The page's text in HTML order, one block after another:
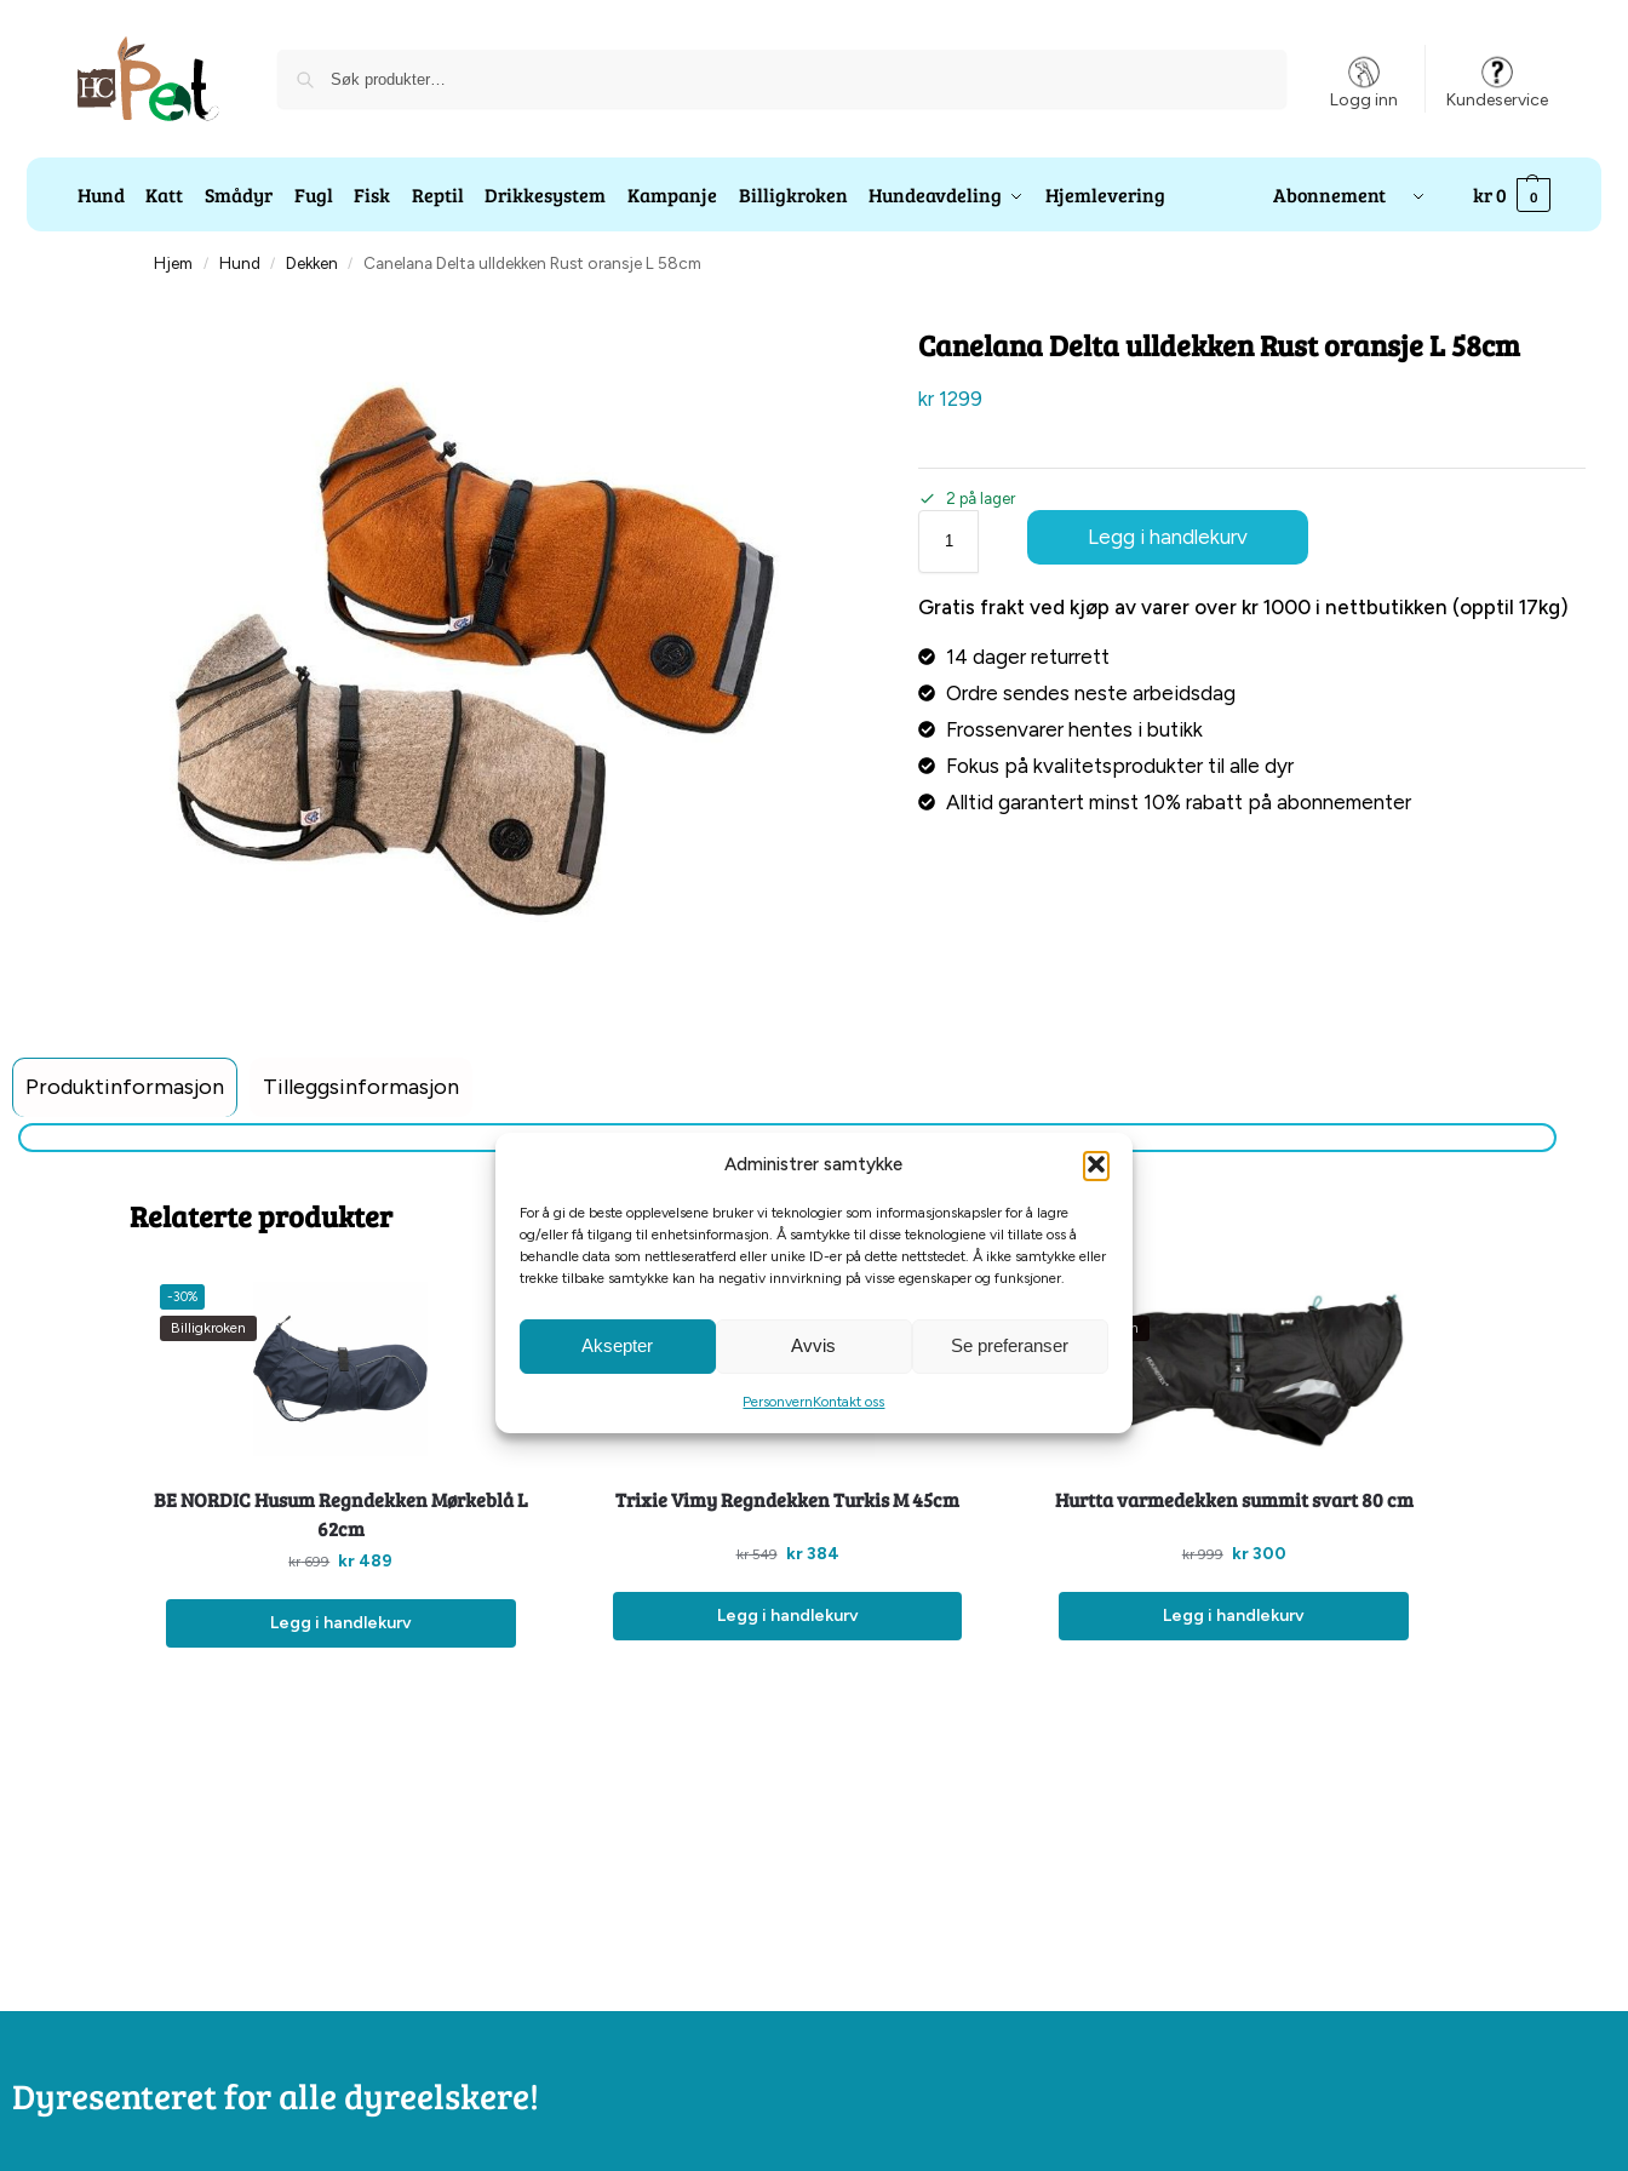
Administrer samtykke
For å gi de beste opplevelsene bruker vi teknologier som informasjonskapsler for å lagre
og/eller få tilgang til enhetsinformasjon. Å samtykke til disse teknologiene vil tillate oss å
behandle data som nettleseratferd eller unike ID-er på dette nettstedet. Å ikke samtykke eller
trekke tilbake samtykke kan ha negativ innvirkning på visse egenskaper og funksjoner.
Aksepter Avvis Se preferanser
PersonvernKontakt oss
Logg inn Kundeservice
Hund Katt Smådyr Fugl Fisk Reptil Drikkesystem Kampanje Billigkroken Hundeavdeling Hjemlevering Abonnement kr0 0
Hjem / Hund / Dekken / Canelana Delta ulldekken Rust oransje L 58cm
Canelana Delta ulldekken Rust oransje L 58cm
kr1299
2 på lager
Legg i handlekurv
Gratis frakt ved kjøp av varer over kr 1000 i nettbutikken (opptil 17kg)
14 dager returrett
Ordre sendes neste arbeidsdag
Frossenvarer hentes i butikk
Fokus på kvalitetsprodukter til alle dyr
Alltid garantert minst 10% rabatt på abonnementer
Produktinformasjon Tilleggsinformasjon
Relaterte produkter
-30%
Billigkroken
BE NORDIC Husum Regndekken Mørkeblå L
62cm
kr699 kr 489
Legg i handlekurv
Trixie Vimy Regndekken Turkis M 45cm
kr549 kr384
Legg i handlekurv
Billigkroken
Hurtta varmedekken summit svart 80 cm
kr999 kr300
Legg i handlekurv
Dyresenteret for alle dyreelskere!